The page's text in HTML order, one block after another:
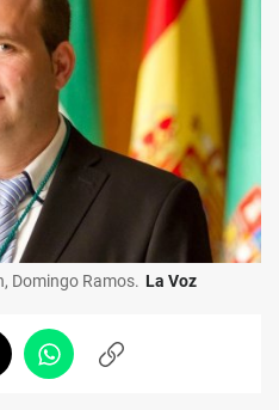
Domingo Ramos. La Voz
WhatsappCopiar